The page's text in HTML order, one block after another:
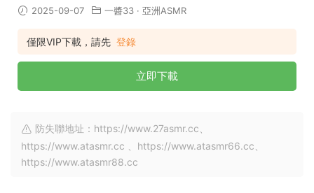
2025-09-07 一醬33 · 亞洲ASMR
僅限VIP下載，請先 登錄
立即下載
防失聯地址：https://www.27asmr.cc、
https://www.atasmr.cc 、https://www.atasmr66.cc、
https://www.atasmr88.cc